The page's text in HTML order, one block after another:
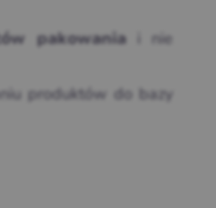
pakowaniai nie
produktów do bazy